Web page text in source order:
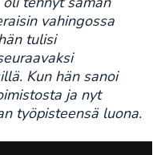
vahingossa
tulisi
Kun hän sanoi
ja nyt
työpisteensä luona.